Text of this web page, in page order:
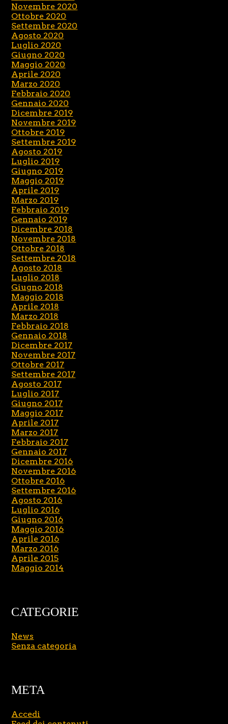
Novembre 2020
Ottobre 2020
Settembre 2020
Agosto 2020
Luglio 2020
Giugno 2020
Maggio 2020
Aprile 2020
Marzo 2020
Febbraio 2020
Gennaio 2020
Dicembre 2019
Novembre 2019
Ottobre 2019
Settembre 2019
Agosto 2019
Luglio 2019
Giugno 2019
Maggio 2019
Aprile 2019
Marzo 2019
Febbraio 2019
Gennaio 2019
Dicembre 2018
Novembre 2018
Ottobre 2018
Settembre 2018
Agosto 2018
Luglio 2018
Giugno 2018
Maggio 2018
Aprile 2018
Marzo 2018
Febbraio 2018
Gennaio 2018
Dicembre 2017
Novembre 2017
Ottobre 2017
Settembre 2017
Agosto 2017
Luglio 2017
Giugno 2017
Maggio 2017
Aprile 2017
Marzo 2017
Febbraio 2017
Gennaio 2017
Dicembre 2016
Novembre 2016
Ottobre 2016
Settembre 2016
Agosto 2016
Luglio 2016
Giugno 2016
Maggio 2016
Aprile 2016
Marzo 2016
Aprile 2015
Maggio 2014
CATEGORIE
News
Senza categoria
META
Accedi